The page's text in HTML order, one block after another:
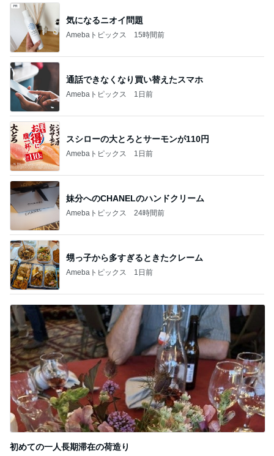
気になるニオイ問題
Amebaトピックス 15時間前
通話できなくなり買い替えたスマホ
Amebaトピックス 1日前
スシローの大とろとサーモンが110円
Amebaトピックス 1日前
妹分へのCHANELのハンドクリーム
Amebaトピックス 24時間前
甥っ子から多すぎるときたクレーム
Amebaトピックス 1日前
初めての一人長期滞在の荷造り